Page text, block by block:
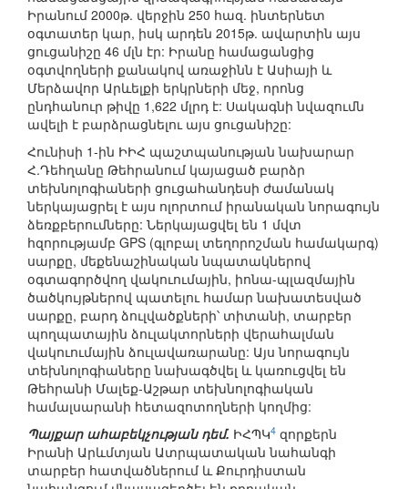
Իրանում 2000թ. վերջին 250 հազ. ինտերնետ
օգտատեր կար, իսկ արդեն 2015թ. ավարտին այս
ցուցանիշը 46 մլն էր: Իրանը համացանցից
օգտվողների քանակով առաջինն է Ասիայի և
Մերձավոր Արևելքի երկրների մեջ, որոնց
ընդհանուր թիվը 1,622 մլրդ է: Սակագնի նվազումն
ավելի է բարձրացնելու այս ցուցանիշը:
Հունիսի 1-ին ԻԻՀ պաշտպանության նախարար
Հ.Դեհղանը Թեհրանում կայացած բարձր
տեխնոլոգիաների ցուցահանդեսի ժամանակ
ներկայացրել է այս ոլորտում իրանական նորագույն
ձեռքբերումները: Ներկայացվել են 1 մվտ
հզորությամբ GPS (գլոբալ տեղորոշման համակարգ)
սարքը, մեքենաշինական նպատակներով
օգտագործվող վակուումային, իոնա-պլազմային
ծածկույթներով պատելու համար նախատեսված
սարքը, բարդ ձուլվածքների՝ տիտանի, տարբեր
պողպատային ձուլակտորների վերահալման
վակուումային ձուլավառարանը: Այս նորագույն
տեխնոլոգիաները նախագծվել և կառուցվել են
Թեհրանի Մալեք-Աշթար տեխնոլոգիական
համալսարանի հետազոտողների կողմից:
Պայքար ահաբեկչության դեմ. ԻՀՊԿ4 զորքերն
Իրանի Արևմտյան Ատրպատական նահանգի
տարբեր հատվածներում և Քուրդիստան